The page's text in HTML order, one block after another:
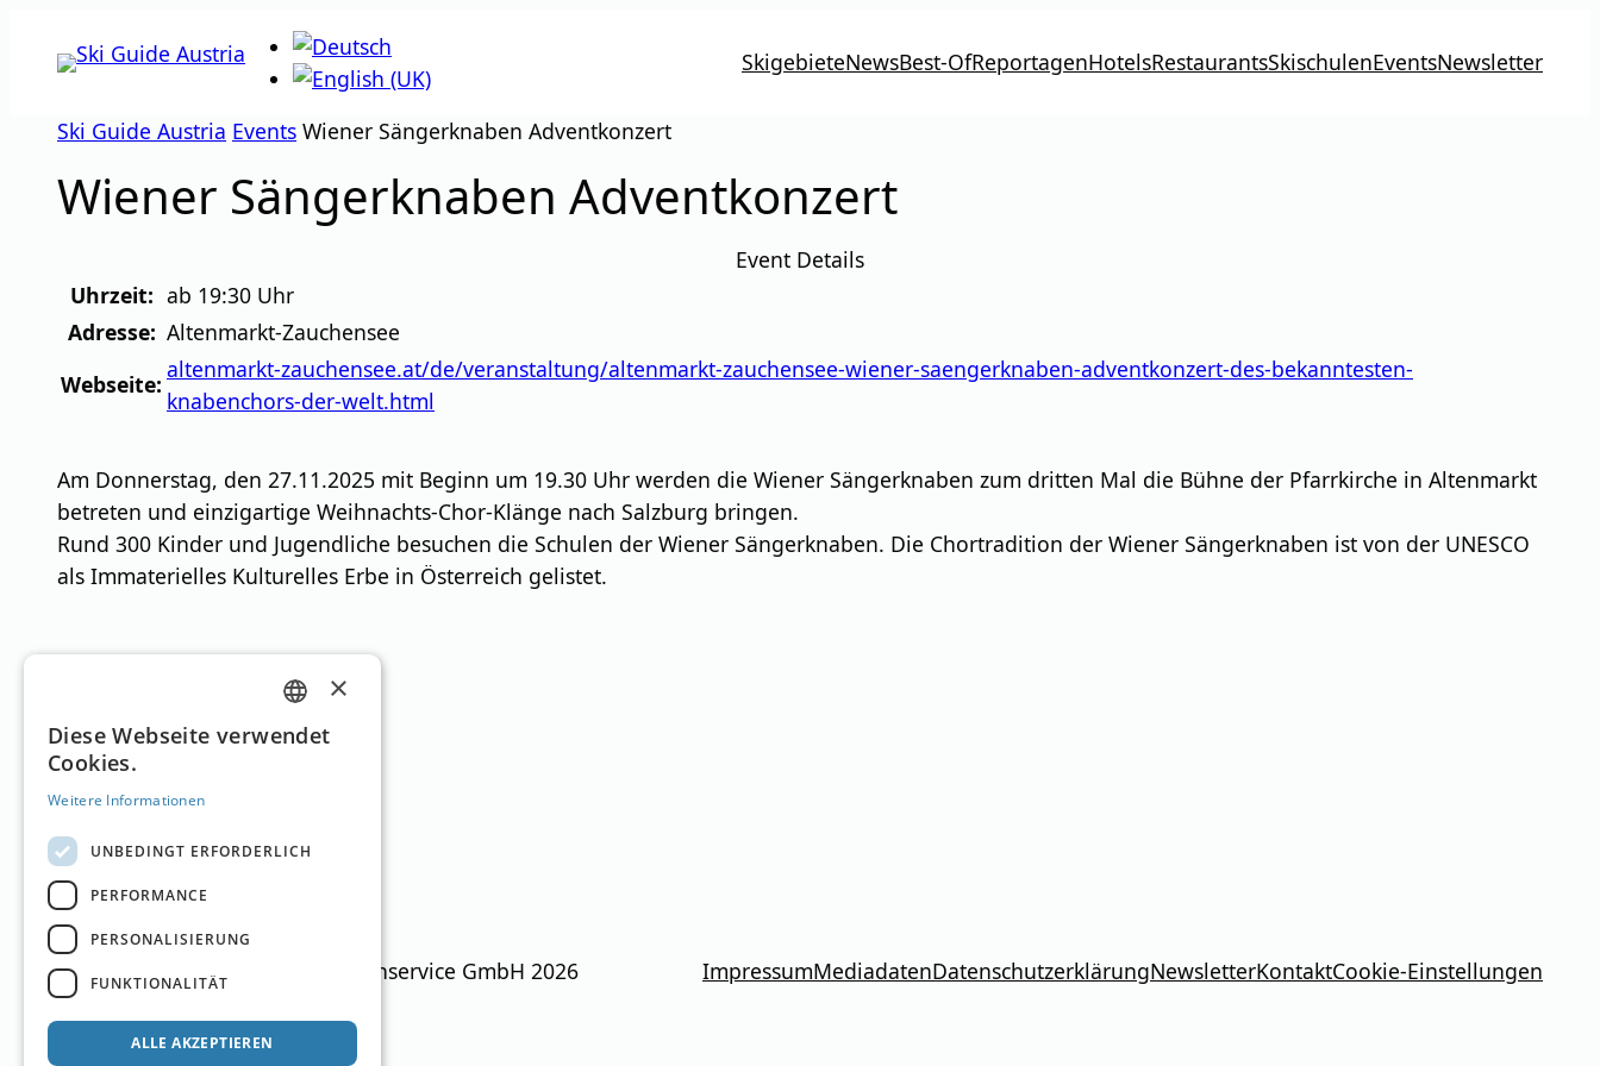
Inhalt
SkigebieteNewsBest-OfReportagenHotelsRestaurantsSkischulenEventsNewsletter
Ski Guide Austria Events Wiener Sängerknaben Adventkonzert
Wiener Sängerknaben Adventkonzert
Event Details
Uhrzeit: ab 19:30 Uhr
Adresse: Altenmarkt-Zauchensee
Webseite:
altenmarkt-zauchensee.at/de/veranstaltung/altenmarkt-zauchensee-wiener-saengerknaben-adventkonzert-des-bekanntesten-
knabenchors-der-welt.html
Am Donnerstag, den 27.11.2025 mit Beginn um 19.30 Uhr werden die Wiener Sängerknaben zum dritten Mal die Bühne der Pfarrkirche in Altenmarkt
betreten und einzigartige Weihnachts-Chor-Klänge nach Salzburg bringen.
Rund 300 Kinder und Jugendliche besuchen die Schulen der Wiener Sängerknaben. Die Chortradition der Wiener Sängerknaben ist von der UNESCO
als Immaterielles Kulturelles Erbe in Österreich gelistet.
Skigebiete
Salzburger Sportwelt
Salzburg900
Ski Guide Austria © MN Anzeigenservice GmbH 2026 ImpressumMediadatenDatenschutzerklärungNewsletterKontaktCookie-Einstellungen
GERMAN
×
Diese Webseite verwendet
Cookies.
Weitere Informationen
UNBEDINGT ERFORDERLICH
PERFORMANCE
PERSONALISIERUNG
FUNKTIONALITÄT
ALLE AKZEPTIEREN